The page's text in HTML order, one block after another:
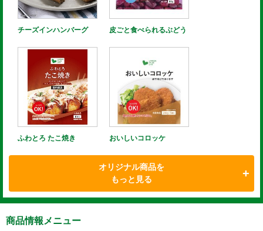
チーズインハンバーグ 皮ごと食べられるぶどう
ふわとろ たこ焼き おいしいコロッケ
オリジナル商品を
もっと見る
商品情報メニュー